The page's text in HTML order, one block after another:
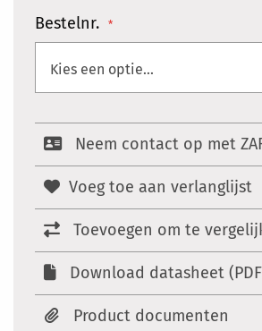
Bestelnr.
Neem contact op met
Voeg toe aan verlanglijst
Toevoegen om te
Download datasheet
Product documenten